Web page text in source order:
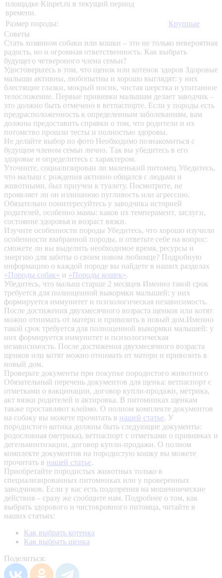
площадке Kinpet.ru в текущий период
времени.
Размер породы:
Крупные
Советы
Стать хозяином собаки или кошки – это не только невероятная
радость, но и огромная ответственность. Как выбрать
будущего четвероного члена семьи?
Удостоверьтесь в том, что щенок или котенок здоров Здоровые
малыши активны, любопытны и хорошо выглядят: у них
блестящие глазки, мокрый носик, чистая шерстка и упитанное
телосложение. Первые прививки малышам делает заводчик –
это должно быть отмечено в ветпаспорте. Если у породы есть
предрасположенность к определенным заболеваниям, вам
должны предоставить справки о том, что родители и их
потомство прошли тесты и полностью здоровы.
Не делайте выбор по фото Необходимо познакомиться с
будущим членом семьи лично. Так вы убедитесь в его
здоровье и определитесь с характером.
Уточните, социализирован ли маленький питомец Убедитесь,
что малыш с рождения активно общался с людьми и
животными, был приучен к туалету. Посмотрите, не
проявляет ли он излишнюю пугливость или агрессию.
Обязательно поинтересуйтесь у заводчика историей
родителей, особенно мамы: каков их темперамент, заслуги,
состояние здоровья и возраст вязки.
Изучите особенности породы Убедитесь, что хорошо изучили
особенности выбранной породы, и ответьте себе на вопрос:
сможете ли вы выделить необходимое время, ресурсы и
энергию для заботы о своем новом любимце? Подробную
информацию о каждой породе вы найдете в наших разделах
«Породы собак» и «Породы кошек».
Убедитесь, что малыш старше 2 месяцев Именно такой срок
требуется для полноценной выкормки малышей: у них
формируется иммунитет и психологическая независимость.
После достижения двухмесячного возраста щенков или котят
можно отнимать от матери и привозить в новый дом.Именно
такой срок требуется для полноценной выкормки малышей: у
них формируется иммунитет и психологическая
независимость. После достижения двухмесячного возраста
щенков или котят можно отнимать от матери и привозить в
новый дом.
Проверьте документы при покупке породистого животного
Обязательный перечень документов для щенка: ветпаспорт с
отметками о вакцинации, договор купли-продажи, метрика,
акт вязки родителей и актировка. В питомниках щенкам
также проставляют клеймо. О полном комплекте документов
на собаку вы можете прочитать в нашей статье. У
породистого котика должны быть следующие документы:
родословная (метрика), ветпаспорт с отметками о прививках и
дегельминтизации, договор купли-продажи. О полном
комплекте документов на породистую кошку вы можете
прочитать в нашей статье.
Приобретайте породистых животных только в
специализированных питомниках или у проверенных
заводчиков. Если у вас есть подозрения на мошеннические
действия – сразу же сообщите нам. Подробнее о том, как
выбрать здорового и чистокровного питомца, читайте в
наших статьях:
Как выбрать котенка
Как выбрать щенка
Поделиться: